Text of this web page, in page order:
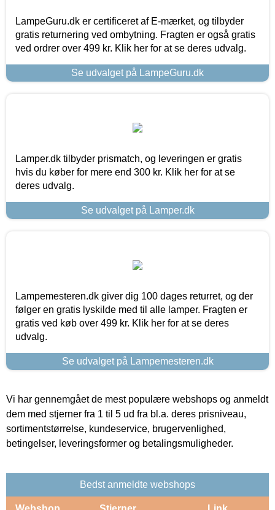
LampeGuru.dk er certificeret af E-mærket, og tilbyder
gratis returnering ved ombytning. Fragten er også gratis
ved ordrer over 499 kr. Klik her for at se deres udvalg.
Se udvalget på LampeGuru.dk
Lamper.dk tilbyder prismatch, og leveringen er gratis
hvis du køber for mere end 300 kr. Klik her for at se
deres udvalg.
Se udvalget på Lamper.dk
Lampemesteren.dk giver dig 100 dages returret, og der
følger en gratis lyskilde med til alle lamper. Fragten er
gratis ved køb over 499 kr. Klik her for at se deres
udvalg.
Se udvalget på Lampemesteren.dk
Vi har gennemgået de mest populære webshops og anmeldt
dem med stjerner fra 1 til 5 ud fra bl.a. deres prisniveau,
sortimentstørrelse, kundeservice, brugervenlighed,
betingelser, leveringsformer og betalingsmuligheder.
Bedst anmeldte webshops